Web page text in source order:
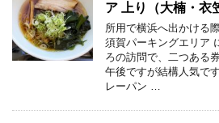
ア 上り（大楠・衣
所用で横浜へ出かける
須賀パーキングエリア
ろの訪問で、二つある
午後ですが結構人気で
レーパン …